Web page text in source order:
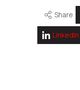
Share
Linkedin